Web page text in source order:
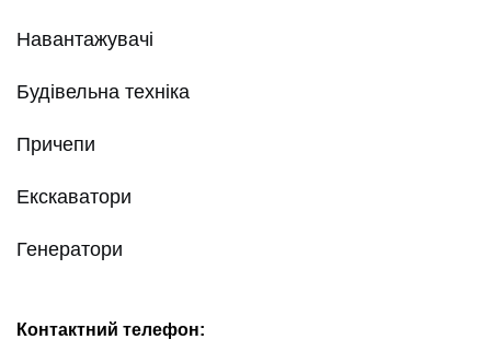
Навантажувачі
Будівельна техніка
Причепи
Екскаватори
Генератори
Контактний телефон: